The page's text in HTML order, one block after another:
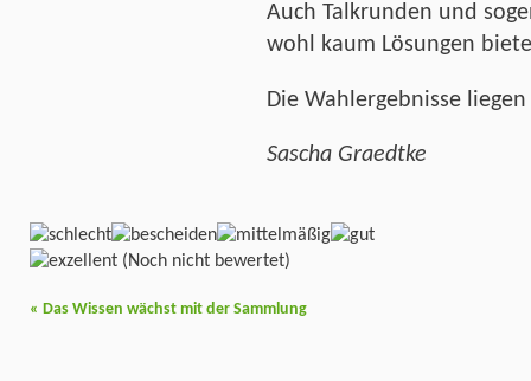
Auch Talkrunden und
wohl kaum Lösungen
Die Wahlergebnisse
Sascha Graedtke
(Noch nicht bewertet)
« Das Wissen wächst mit der Sammlung